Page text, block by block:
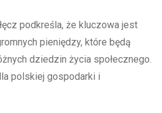
podkreśla, że kluczowa jest
pieniędzy, które będą
dziedzin życia społecznego.
polskiej gospodarki i